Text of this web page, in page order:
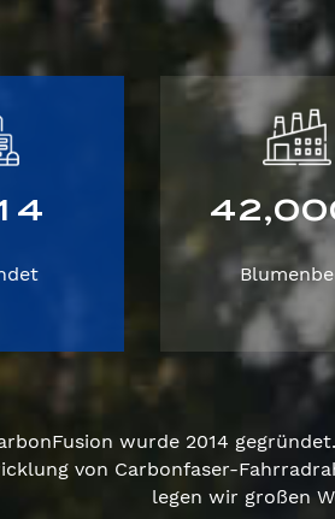
4 42,00
wurde 2014
von Carbonfaser-
legen wir großen